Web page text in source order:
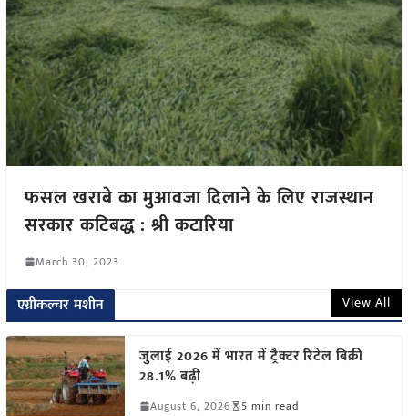
फसल खराबे का मुआवजा दिलाने के लिए राजस्थान
सरकार कटिबद्ध : श्री कटारिया
March 30, 2023
एग्रीकल्चर मशीन View All
जुलाई 2026 में भारत में ट्रैक्टर रिटेल बिक्री
28.1% बढ़ी
August 6, 2026 5 min read